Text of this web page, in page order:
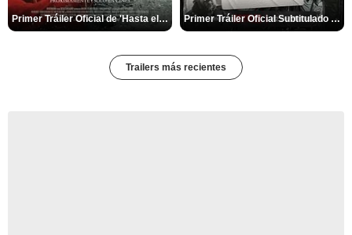
Primer Tráiler Oficial de 'Hasta el fin del mundo' Primer Tráiler Oficial Subtitulado de 'Una última aventura: Detrás de cámaras de Stranger Things 5'
Trailers más recientes